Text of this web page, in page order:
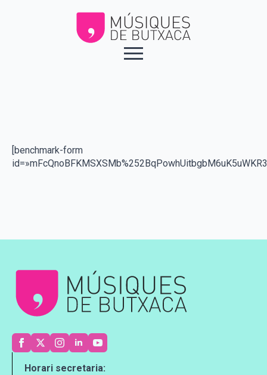
[benchmark-form
Horari secretaria: